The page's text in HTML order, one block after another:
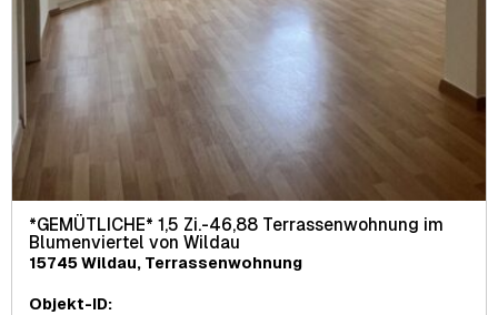
*GEMÜTLICHE* 1,5 Zi.-46,88 Terrassenwohnung im
Blumenviertel von Wildau
15745 Wildau, Terrassenwohnung
Objekt-ID: